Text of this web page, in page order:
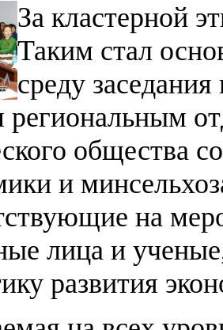
За кластерной
Таким стал
среду
региональным
общества
и
на
лица и
развития